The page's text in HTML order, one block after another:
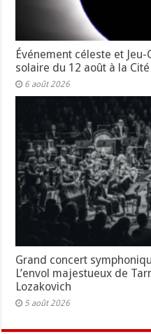
Événement céleste et Jeu-
solaire du 12 août à la Cité
6 août 2026
Grand concert
L’envol majestueux de
Lozakovich
5 août 2026